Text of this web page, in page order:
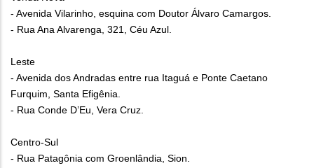
- Avenida Vilarinho, esquina com Doutor Álvaro Camargos.
- Rua Ana Alvarenga, 321, Céu Azul.
Leste
- Avenida dos Andradas entre rua Itaguá e Ponte Caetano
Furquim, Santa Efigênia.
- Rua Conde D’Eu, Vera Cruz.
Centro-Sul
- Rua Patagônia com Groenlândia, Sion.